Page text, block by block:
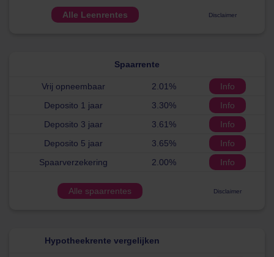
Alle Leenrentes Disclaimer
Spaarrente
Vrij opneembaar 2.01%
Info
Deposito 1 jaar
3.30%
Info
Deposito 3 jaar
3.61%
Info
Deposito 5 jaar
3.65%
Info
Spaarverzekering
2.00% Info
Alle spaarrentes Disclaimer
Hypotheekrente vergelijken